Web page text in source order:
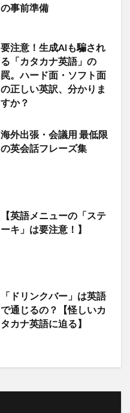
の事前準備
要注意！生成AIも騙され
る「カタカナ英語」の
罠。ハード面・ソフト面
の正しい英訳、分かりま
すか？
海外出張・会議用 最低限
の英会話フレーズ集
【英語メニューの「ステ
ーキ」は要注意！】
「ドリンクバー」は英語
で通じるの？【怪しいカ
タカナ英語に迫る】